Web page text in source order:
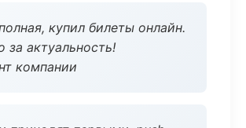
купил билеты онлайн.
за актуальность!
компании